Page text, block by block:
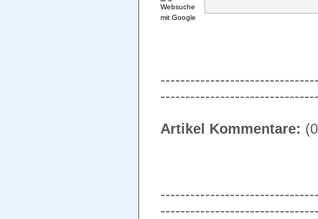
Artikel Kommentare: